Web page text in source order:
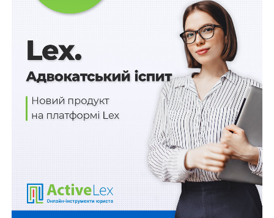
Понад 183 млн грн на модернізацію їдалень
військових і спортивних ліцеїв
ПОВ'ЯЗАНІ ТЕМИ:
Особливості е-аукціону з умовами щодо
компенсації орендарю невід’ємних поліпшень
НЕ ПРОПУСТІТЬ
Про стан переговорів щодо набуття членства в
ЄС звітуватимуть щокварталу